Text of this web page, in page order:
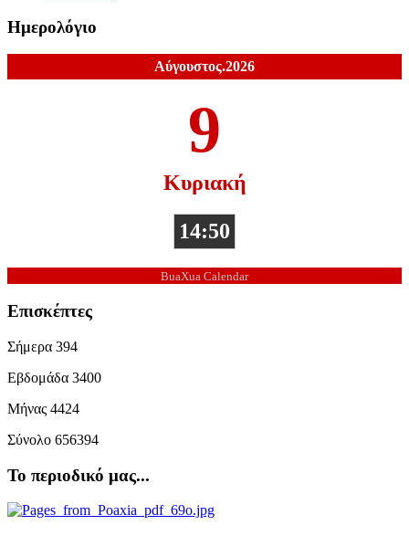
Ημερολόγιο
Αύγουστος.2026
9
Κυριακή
14:50
BuaXua Calendar
Επισκέπτες
Σήμερα 394
Εβδομάδα 3400
Μήνας 4424
Σύνολο 656394
Το περιοδικό μας...